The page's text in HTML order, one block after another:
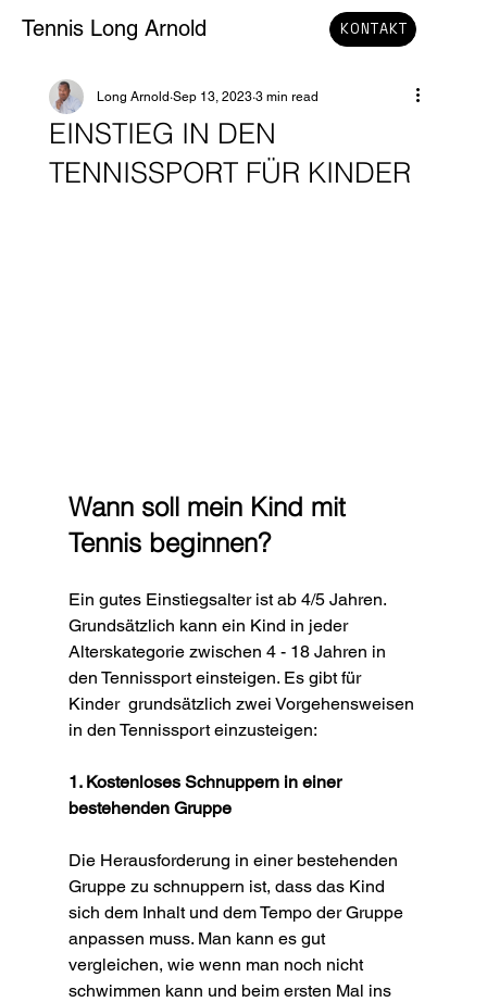
Tennis Long Arnold KONTAKT
EINSTIEG IN DEN
TENNISSPORT FÜR KINDER
Long Arnold Sep 13, 2023 3 min read
Wann soll mein Kind mit
Tennis beginnen?
Ein gutes Einstiegsalter ist ab 4/5 Jahren.
Grundsätzlich kann ein Kind in jeder
Alterskategorie zwischen 4 - 18 Jahren in
den Tennissport einsteigen. Es gibt für
Kinder  grundsätzlich zwei Vorgehensweisen
in den Tennissport einzusteigen:
1. Kostenloses Schnuppern in einer
bestehenden Gruppe
Die Herausforderung in einer bestehenden
Gruppe zu schnuppern ist, dass das Kind
sich dem Inhalt und dem Tempo der Gruppe
anpassen muss. Man kann es gut
vergleichen, wie wenn man noch nicht
schwimmen kann und beim ersten Mal ins